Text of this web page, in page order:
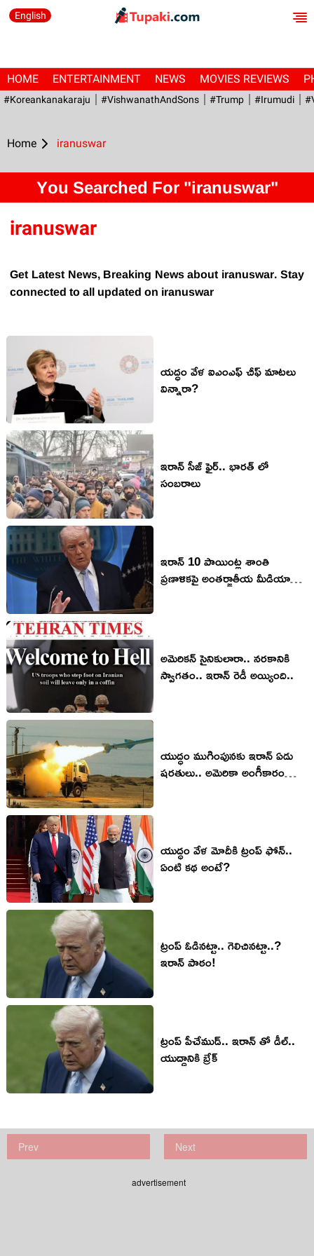
English
HOME ENTERTAINMENT NEWS MOVIES REVIEWS
#Koreankanakaraju #VishwanathAndSons #Trump #irumudi
Home iranuswar
You Searched For "iranuswar"
iranuswar
Get Latest News, Breaking News about iranuswar. Stay
connected to all updated on iranuswar
యద్ధం వేళ ఐఎంఎఫ్ చీఫ్ మాటలు
విన్నారా?
ఇరాన్ సీజ్ ఫైర్.. భారత్ లో
సంబరాలు
ఇరాన్ 10 పాయింట్ల శాంతి
ప్రణాళికపై అంతర్జాతీయ మీడియా
సంస్థలు ఏమన్నాయి?
అమెరికన్ సైనికులారా.. నరకానికి
స్వాగతం.. ఇరాన్ రెడీ అయ్యింది..
యుద్ధం ముగింపునకు ఇరాన్‌ ఏడు
షరతులు.. అమెరికా అంగీకారం
యుద్ధం వేళ మోదీకి ట్రంప్ ఫోన్..
ఏంటి కథ అంటే?
ట్రంప్ ఓడినట్టా.. గెలిచినట్టా..?
ఇరాన్ పాఠం!
ట్రంప్ పీచేముడ్.. ఇరాన్ తో డీల్..
యుద్ధానికి బ్రేక్
Prev Next
advertisement